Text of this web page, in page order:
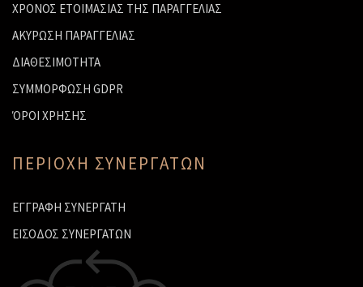
ΧΡΟΝΟΣ ΕΤΟΙΜΑΣΙΑΣ ΤΗΣ ΠΑΡΑΓΓΕΛΙΑΣ
ΑΚΥΡΩΣΗ ΠΑΡΑΓΓΕΛΙΑΣ
ΔΙΑΘΕΣΙΜΟΤΗΤΑ
ΣΥΜΜΟΡΦΩΣΗ GDPR
ΌΡΟΙ ΧΡΗΣΗΣ
ΠΕΡΙΟΧΗ ΣΥΝΕΡΓΑΤΩΝ
ΕΓΓΡΑΦΗ ΣΥΝΕΡΓΑΤΗ
ΕΙΣΟΔΟΣ ΣΥΝΕΡΓΑΤΩΝ